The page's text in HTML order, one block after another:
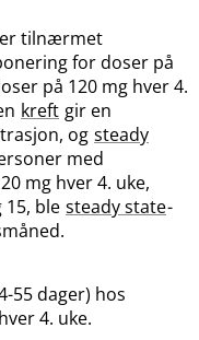
tilnærmet
for doser på
på 120 mg hver 4.
kreft gir en
og steady
med
mg hver 4. uke,
15, ble steady state-
55 dager) hos
4. uke.